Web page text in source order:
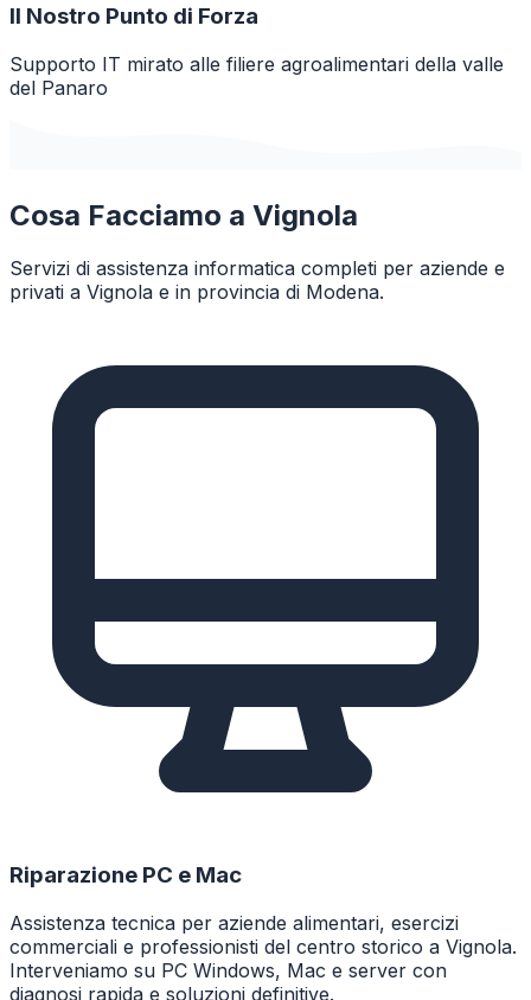
Il Nostro Punto di Forza
Supporto IT mirato alle filiere agroalimentari della valle
del Panaro
Cosa Facciamo a Vignola
Servizi di assistenza informatica completi per aziende e
privati a Vignola e in provincia di Modena.
Riparazione PC e Mac
Assistenza tecnica per aziende alimentari, esercizi
commerciali e professionisti del centro storico a Vignola.
Interveniamo su PC Windows, Mac e server con
diagnosi rapida e soluzioni definitive.